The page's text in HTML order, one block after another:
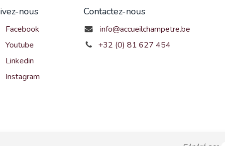
nous
Facebook
Youtube
Linkedin
Instagram
Contactez-nous
info@accueilchampetre.be
+32 (0) 81 627 454